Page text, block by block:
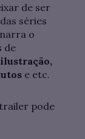
de ser
séries
o
de
ilustração,
e etc.
pode